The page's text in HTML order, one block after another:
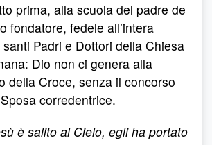
prima, alla scuola del padre de
fondatore, fedele all’intera
Padri e Dottori della Chiesa
Dio non ci genera alla
della Croce, senza il concorso
corredentrice.
è salito al Cielo, egli ha portato